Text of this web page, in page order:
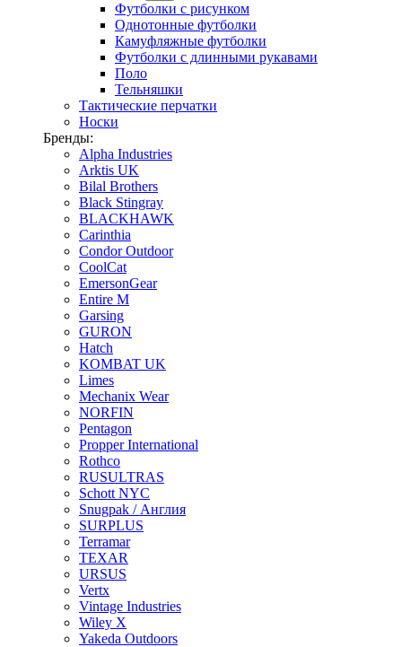
Футболки с рисунком
Однотонные футболки
Камуфляжные футболки
Футболки с длинными рукавами
Поло
Тельняшки
Тактические перчатки
Носки
Бренды:
Alpha Industries
Arktis UK
Bilal Brothers
Black Stingray
BLACKHAWK
Carinthia
Condor Outdoor
CoolCat
EmersonGear
Entire M
Garsing
GURON
Hatch
KOMBAT UK
Limes
Mechanix Wear
NORFIN
Pentagon
Propper International
Rothco
RUSULTRAS
Schott NYC
Snugpak / Англия
SURPLUS
Terramar
TEXAR
URSUS
Vertx
Vintage Industries
Wiley X
Yakeda Outdoors